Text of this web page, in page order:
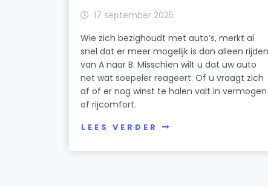
17 september 2025
Wie zich bezighoudt met auto’s, merkt al
snel dat er meer mogelijk is dan alleen rijden
van A naar B. Misschien wilt u dat uw auto
net wat soepeler reageert. Of u vraagt zich
af of er nog winst te halen valt in vermogen
of rijcomfort.
LEES VERDER